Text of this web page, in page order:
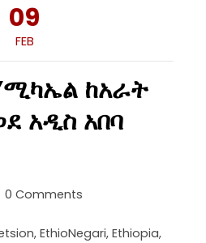
09
FEB
ከአራት
አዲስ አበባ
0 Comments
, EthioNegari, Ethiopia,